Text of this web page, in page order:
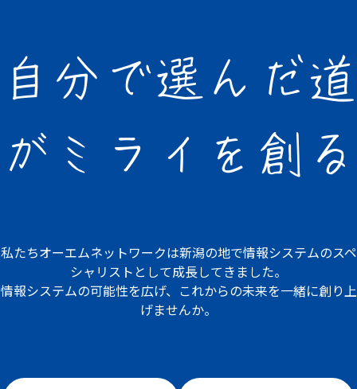
自分で選んだ道
が ミライを創る
私たちオーエムネットワークは新潟の地で情報システムのスペ
シャリストとして成長してきました。
情報システムの可能性を広げ、 これからの未来を一緒に創り上
げませんか。